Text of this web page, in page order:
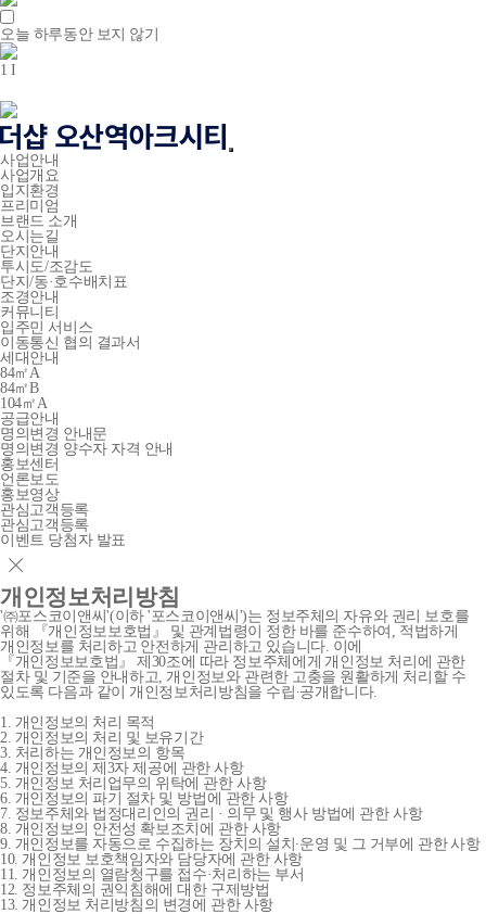
오늘 하루동안 보지 않기
1 I
사업안내
사업개요
입지환경
프리미엄
브랜드 소개
오시는길
단지안내
투시도/조감도
단지/동·호수배치표
조경안내
커뮤니티
입주민 서비스
이동통신 협의 결과서
세대안내
84㎡A
84㎡B
104㎡A
공급안내
명의변경 안내문
명의변경 양수자 자격 안내
홍보센터
언론보도
홍보영상
관심고객등록
관심고객등록
이벤트 당첨자 발표
개인정보처리방침
'㈜포스코이앤씨'(이하 '포스코이앤씨')는 정보주체의 자유와 권리 보호를
위해 『개인정보보호법』 및 관계법령이 정한 바를 준수하여, 적법하게
개인정보를 처리하고 안전하게 관리하고 있습니다. 이에
『개인정보보호법』 제30조에 따라 정보주체에게 개인정보 처리에 관한
절차 및 기준을 안내하고, 개인정보와 관련한 고충을 원활하게 처리할 수
있도록 다음과 같이 개인정보처리방침을 수립∙공개합니다.
1. 개인정보의 처리 목적
2. 개인정보의 처리 및 보유기간
3. 처리하는 개인정보의 항목
4. 개인정보의 제3자 제공에 관한 사항
5. 개인정보 처리업무의 위탁에 관한 사항
6. 개인정보의 파기 절차 및 방법에 관한 사항
7. 정보주체와 법정대리인의 권리 · 의무 및 행사 방법에 관한 사항
8. 개인정보의 안전성 확보조치에 관한 사항
9. 개인정보를 자동으로 수집하는 장치의 설치∙운영 및 그 거부에 관한 사항
10. 개인정보 보호책임자와 담당자에 관한 사항
11. 개인정보의 열람청구를 접수·처리하는 부서
12. 정보주체의 권익침해에 대한 구제방법
13. 개인정보 처리방침의 변경에 관한 사항